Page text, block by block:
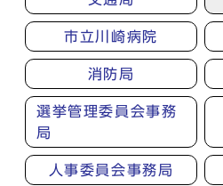
市立川崎病院
消防局
選挙管理委員会事務
局
人事委員会事務局